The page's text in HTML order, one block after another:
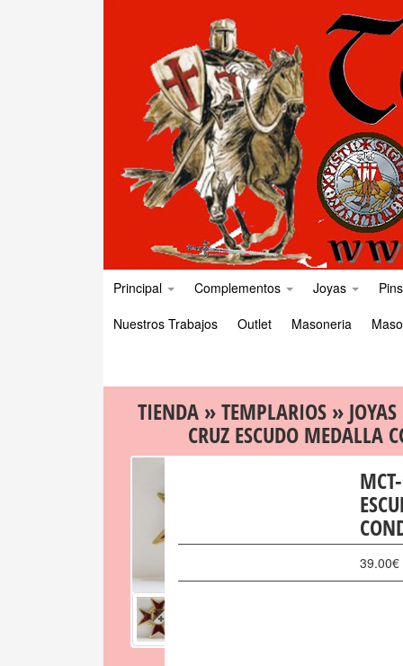
Principal Complementos Joyas
Pins
Nuestros Trabajos
Outlet Masoneria
TIENDA»TEMPLARIOS» JOYAS
CRUZ ESCUDO MEDALLA
39.00€